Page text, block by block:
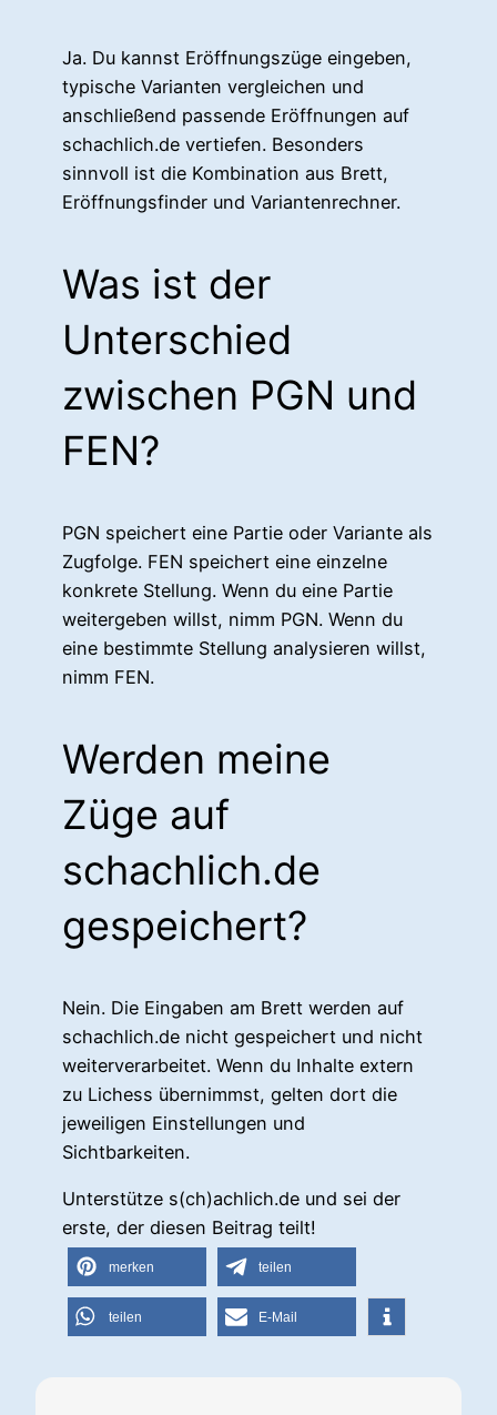
Ja. Du kannst Eröffnungszüge eingeben,
typische Varianten vergleichen und
anschließend passende Eröffnungen auf
schachlich.de vertiefen. Besonders
sinnvoll ist die Kombination aus Brett,
Eröffnungsfinder und Variantenrechner.
Was ist der
Unterschied
zwischen PGN und
FEN?
PGN speichert eine Partie oder Variante als
Zugfolge. FEN speichert eine einzelne
konkrete Stellung. Wenn du eine Partie
weitergeben willst, nimm PGN. Wenn du
eine bestimmte Stellung analysieren willst,
nimm FEN.
Werden meine
Züge auf
schachlich.de
gespeichert?
Nein. Die Eingaben am Brett werden auf
schachlich.de nicht gespeichert und nicht
weiterverarbeitet. Wenn du Inhalte extern
zu Lichess übernimmst, gelten dort die
jeweiligen Einstellungen und
Sichtbarkeiten.
Unterstütze s(ch)achlich.de und sei der
erste, der diesen Beitrag teilt!
merken teilen
teilen E-Mail